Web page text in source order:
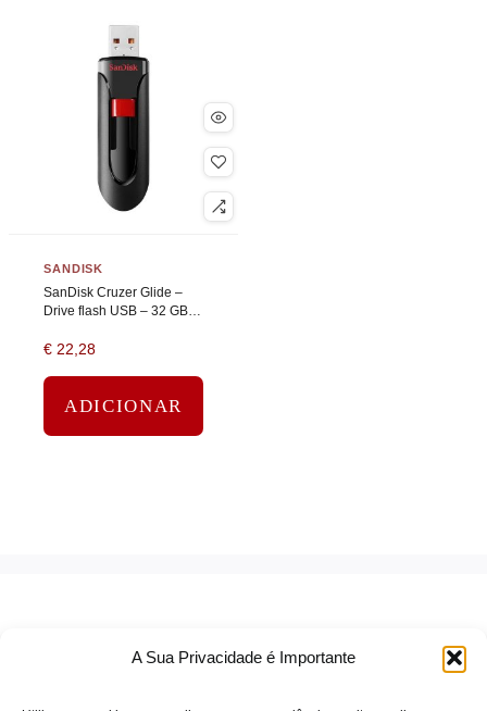
A Sua Privacidade é Importante
SANDISK
SanDisk Cruzer Glide –
Drive flash USB – 32 GB –
€ 22,28
ADICIONAR